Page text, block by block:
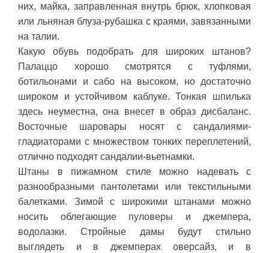
них, майка, заправленная внутрь брюк, хлопковая
или льняная блуза-рубашка с краями, завязанными
на талии.
Какую обувь подобрать для широких штанов?
Палаццо хорошо смотрятся с туфлями,
ботильонами и сабо на высоком, но достаточно
широком и устойчивом каблуке. Тонкая шпилька
здесь неуместна, она внесет в образ дисбаланс.
Восточные шаровары носят с сандалиями-
гладиаторами с множеством тонких переплетений,
отлично подходят сандалии-вьетнамки.
Штаны в пижамном стиле можно надевать с
разнообразными пантолетами или текстильными
балетками. Зимой с широкими штанами можно
носить облегающие пуловеры и джемпера,
водолазки. Стройные дамы будут стильно
выглядеть и в джемперах оверсайз, и в